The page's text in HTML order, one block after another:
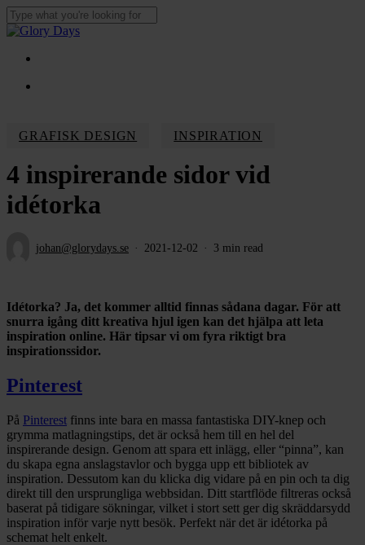
Skip
to
content
Close
Menu
GRAFISK DESIGN INSPIRATION
4 inspirerande sidor vid
idétorka
johan@glorydays.se 2021-12-02 3 min read
Idétorka? Ja, det kommer alltid finnas sådana dagar. För att
snurra igång ditt kreativa hjul igen kan det hjälpa att leta
inspiration online. Här tipsar vi om fyra riktigt bra
inspirationssidor.
Pinterest
På Pinterest finns inte bara en massa fantastiska DIY-knep och
grymma matlagningstips, det är också hem till en hel del
inspirerande design. Genom att spara ett inlägg, eller “pinna”, kan
du skapa egna anslagstavlor och bygga upp ett bibliotek av
inspiration. Dessutom kan du klicka dig vidare på en pin och ta dig
direkt till den ursprungliga webbsidan. Ditt startflöde filtreras också
baserat på tidigare sökningar, vilket i stort sett ger dig skräddarsydd
inspiration inför varje nytt besök. Perfekt när det är idétorka på
schemat helt enkelt.